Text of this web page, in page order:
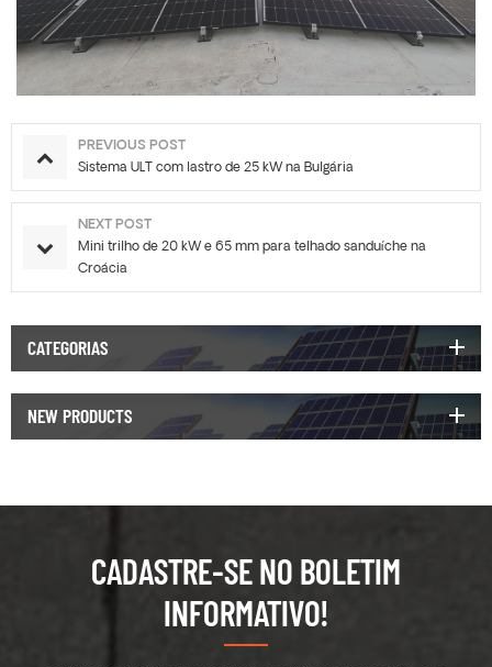
PREVIOUS POST
Sistema ULT com lastro de 25 kW na Bulgária
NEXT POST
Mini trilho de 20 kW e 65 mm para telhado sanduíche na
Croácia
CATEGORIAS
NEW PRODUCTS
CADASTRE-SE NO BOLETIM
INFORMATIVO!